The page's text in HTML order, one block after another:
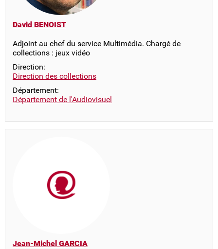
David BENOIST
Adjoint au chef du service Multimédia. Chargé de
collections : jeux vidéo
Direction:
Direction des collections
Département:
Département de l'Audiovisuel
Jean-Michel GARCIA